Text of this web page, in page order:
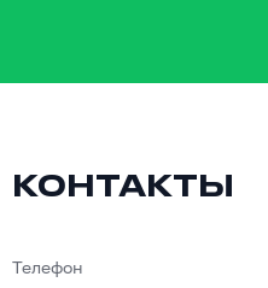
КОНТАКТЫ
Телефон